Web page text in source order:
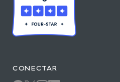
CONECTAR